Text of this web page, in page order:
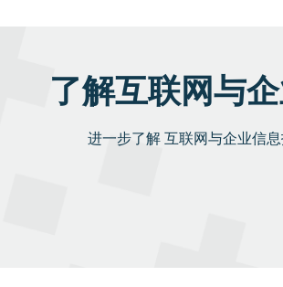
了解互联网与
进一步了解 互联网与企业信